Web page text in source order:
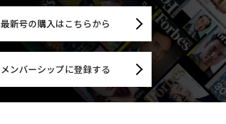
最新号の購入はこちらから
メンバーシップに登録する